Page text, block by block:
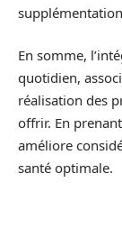
En somme,
quotidien,
réalisation des
offrir. En
améliore
santé optimale.